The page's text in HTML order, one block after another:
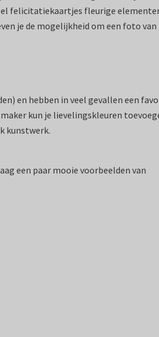
felicitatiekaartjes fleurige
je de mogelijkheid om een foto van
en hebben in veel gevallen een
kun je lievelingskleuren
kunstwerk.
een paar mooie voorbeelden van